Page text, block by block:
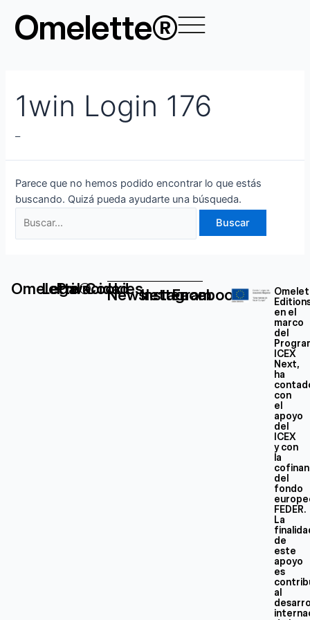
contenido
Omelette®
1win Login 176
–
Parece que no hemos podido encontrar lo que estás
buscando. Quizá pueda ayudarte una búsqueda.
por:
Omelette®
Legal
Privacidad
Cookies
Newsletter
Instagram
Facebook
en el
marco
del
ICEX
Next,
ha
con
el
apoyo
del
ICEX
y con
la
del
fondo
FEDER.
La
de
este
apoyo
es
al